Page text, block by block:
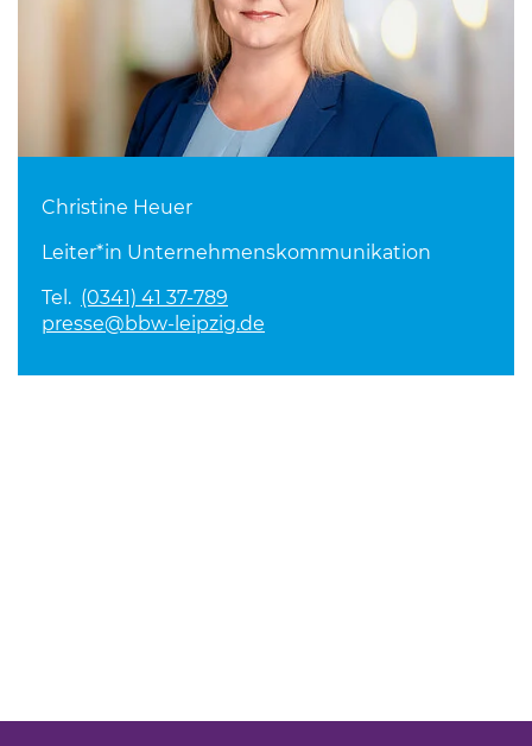
Christine Heuer
Leiter*in Unternehmenskommunikation
Tel. (0341) 41 37-789
presse@bbw-leipzig.de